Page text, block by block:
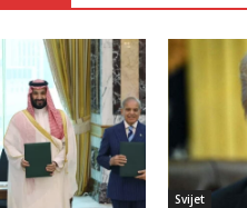
Svijet